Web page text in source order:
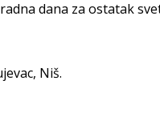
dana za ostatak
Niš.